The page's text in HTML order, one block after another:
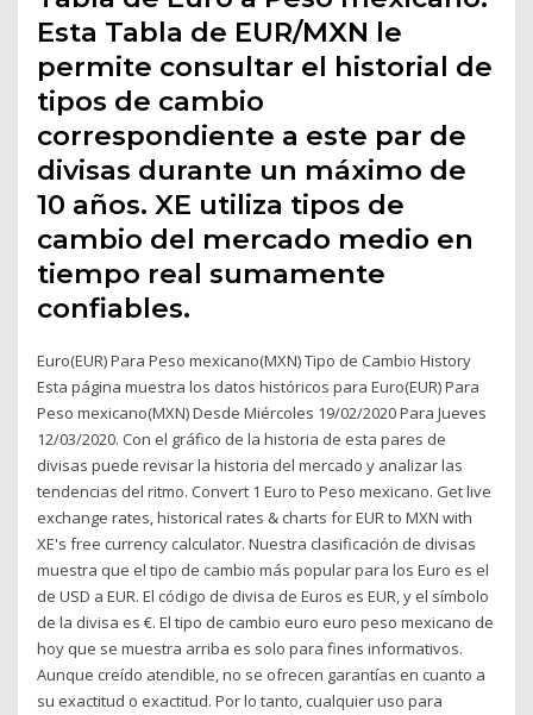
Esta Tabla de EUR/MXN le
permite consultar el historial de
tipos de cambio
correspondiente a este par de
divisas durante un máximo de
10 años. XE utiliza tipos de
cambio del mercado medio en
tiempo real sumamente
confiables.
Euro(EUR) Para Peso mexicano(MXN) Tipo de Cambio History
Esta página muestra los datos históricos para Euro(EUR) Para
Peso mexicano(MXN) Desde Miércoles 19/02/2020 Para Jueves
12/03/2020. Con el gráfico de la historia de esta pares de
divisas puede revisar la historia del mercado y analizar las
tendencias del ritmo. Convert 1 Euro to Peso mexicano. Get live
exchange rates, historical rates & charts for EUR to MXN with
XE's free currency calculator. Nuestra clasificación de divisas
muestra que el tipo de cambio más popular para los Euro es el
de USD a EUR. El código de divisa de Euros es EUR, y el símbolo
de la divisa es €. El tipo de cambio euro euro peso mexicano de
hoy que se muestra arriba es solo para fines informativos.
Aunque creído atendible, no se ofrecen garantías en cuanto a
su exactitud o exactitud. Por lo tanto, cualquier uso para